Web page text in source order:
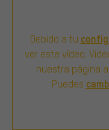
Debido a tu
ver este vídeo.
nuestra página
Puedes